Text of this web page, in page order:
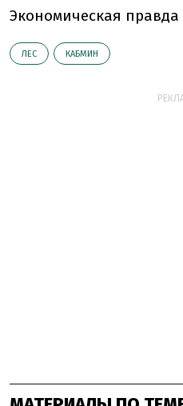
Экономическая правда
ЛЕС КАБМИН